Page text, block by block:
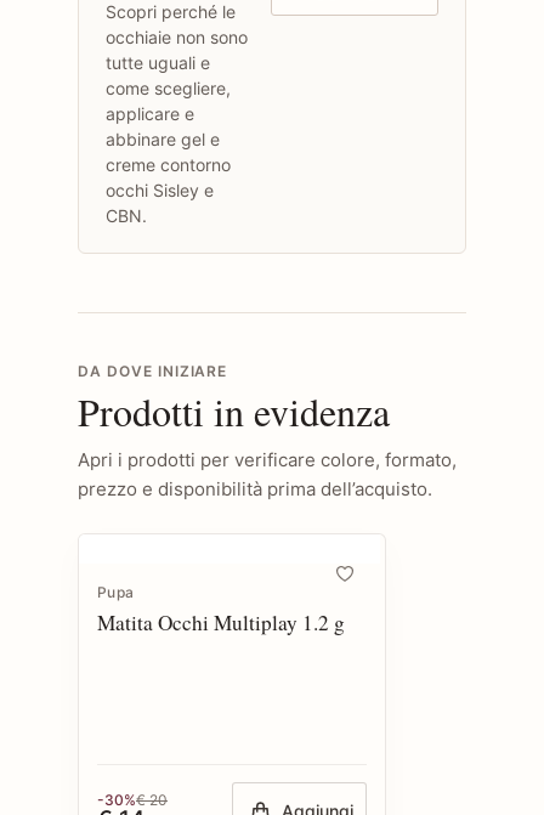
Scopri perché le
occhiaie non sono
tutte uguali e
come scegliere,
applicare e
abbinare gel e
creme contorno
occhi Sisley e
CBN.
DA DOVE INIZIARE
Prodotti in evidenza
Apri i prodotti per verificare colore, formato,
prezzo e disponibilità prima dell’acquisto.
Pupa
Matita Occhi Multiplay 1.2 g
-30%€ 20